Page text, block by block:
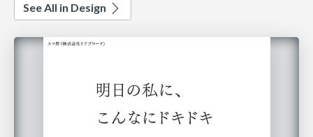
See All in Design